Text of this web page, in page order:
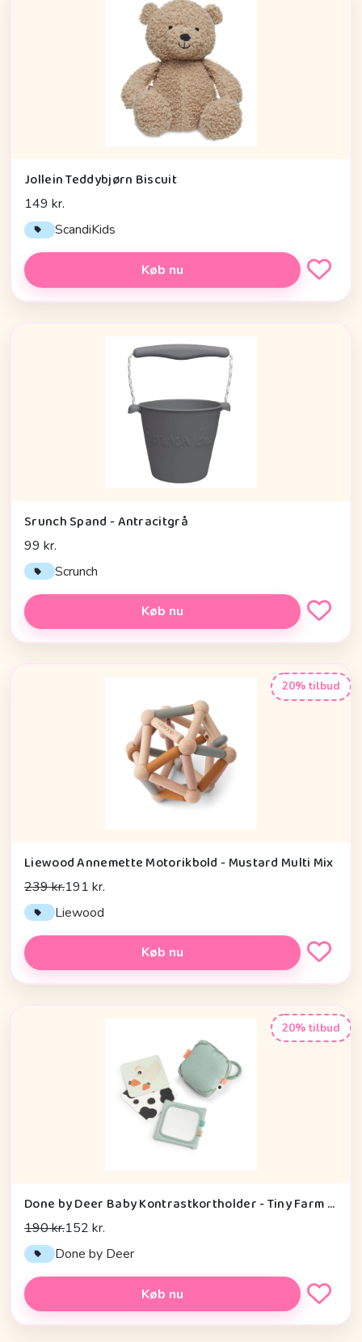
Jollein Teddybjørn Biscuit
149 kr.
ScandiKids
Køb nu
Srunch Spand - Antracitgrå
99 kr.
Scrunch
Køb nu
20% tilbud
Liewood Annemette Motorikbold - Mustard Multi Mix
239 kr.191 kr.
Liewood
Køb nu
20% tilbud
Done by Deer Baby Kontrastkortholder - Tiny Farm - Grøn
190 kr.152 kr.
Done by Deer
Køb nu